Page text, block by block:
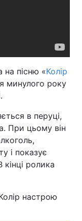
на пісню «Колір
минулого року
в перуці,
При цьому він
і показує
ролика
настрою